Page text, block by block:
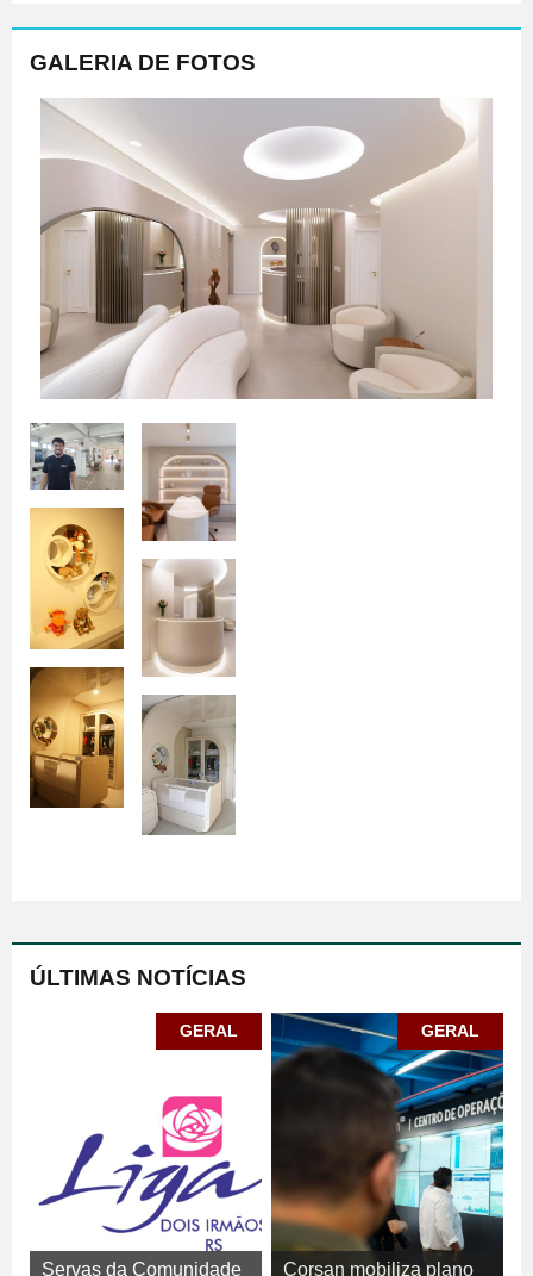
GALERIA DE FOTOS
ÚLTIMAS NOTÍCIAS
GERAL
Servas da Comunidade
GERAL
Corsan mobiliza plano